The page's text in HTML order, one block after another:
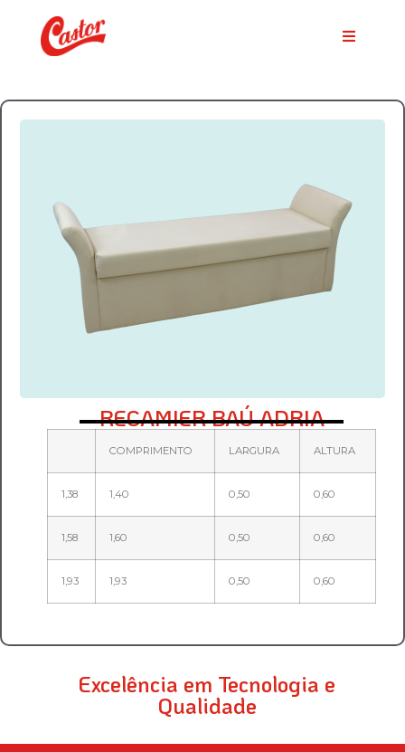
RECAMIER BAÚ ADRIA
COMPRIMENTO LARGURA ALTURA
1,38 1,40 0,50 0,60
1,58 1,60 0,50 0,60
1,93 1,93 0,50 0,60
Excelência em Tecnologia e
Qualidade